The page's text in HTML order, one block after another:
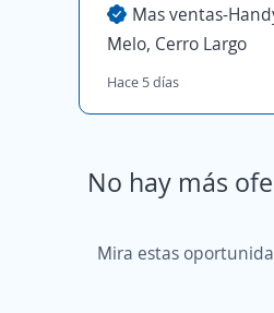
Mas ventas-
Melo, Cerro Largo
Hace 5 días
No hay más
Mira estas